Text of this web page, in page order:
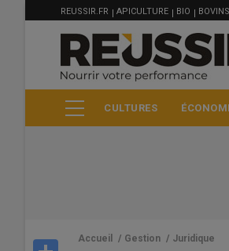
MENU
FILIÈRE
REUSSIR.FR APICULTURE BIO
CULTURES
Accueil / Gestion / Juridique